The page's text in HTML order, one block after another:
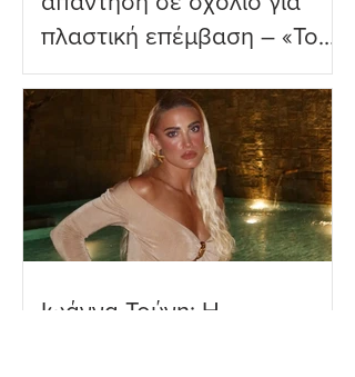
πλαστική επέμβαση – «Το
ωραιότερο σχόλιο που
Ιωάννα Τούνη: Η